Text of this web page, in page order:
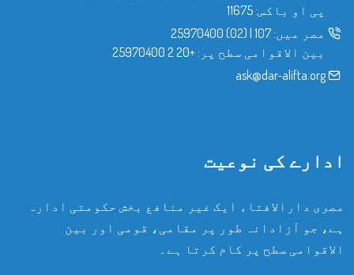
پی او باکس: 11675
مصر میں: 107
|
(02) 25970400
بین الاقوامی سطح پر: +20 2 25970400
ask@dar-alifta.org
ادارے کی نوعیت
مصری دارالافتاء ایک غیر منافع بخش حکومتی ادارہ
ہے، جو آزادانہ طور پر مقامی، قومی اور بین
الاقوامی سطح پر کام کرتا ہے۔